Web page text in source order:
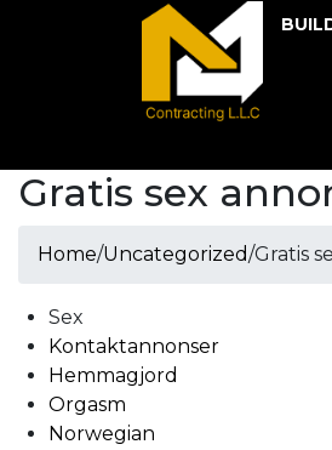
Gratis sex
Home/Uncategorized/Gratis
Sex
Kontaktannonser
Hemmagjord
Orgasm
Norwegian